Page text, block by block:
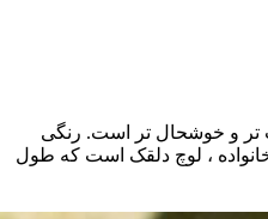
تر و خوشحال تر است. رنگی
، لوچ دلقک است که طول